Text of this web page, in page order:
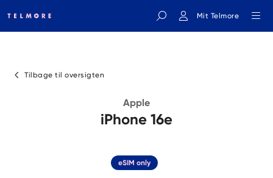
Mit Telmore
Tilbage til oversigten
eSIM only
Apple
iPhone 16e